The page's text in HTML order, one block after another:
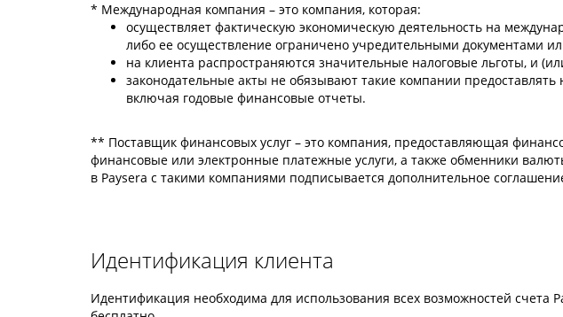
* Международная компания – это компания, которая:
осуществляет фактическую экономическую деятельность на
либо ее осуществление ограничено учредительными документами
на клиента распространяются значительные налоговые льготы, и
законодательные акты не обязывают такие компании
включая годовые финансовые отчеты.
** Поставщик финансовых услуг – это компания, предоставляющая
финансовые или электронные платежные услуги, а также обменники
в Paysera с такими компаниями подписывается дополнительное
Идентификация клиента
Идентификация необходима для использования всех возможностей